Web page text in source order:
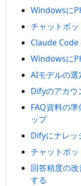
Windowsに
チャットボ
Claude
Windowsに
AIモデルの
Difyのアカウ
FAQ資料の
ップ
Difyにナレッ
チャットボ
回答精度の
する